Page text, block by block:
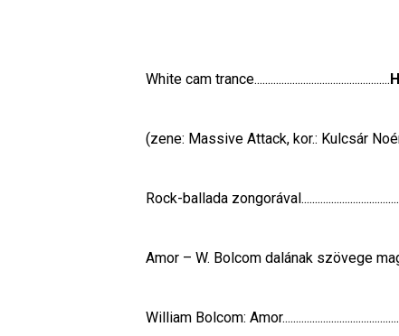
White cam trance..................................................
(zene: Massive Attack, kor.:
Rock-ballada
Amor – W. Bolcom dalának szövege
William Bolcom: